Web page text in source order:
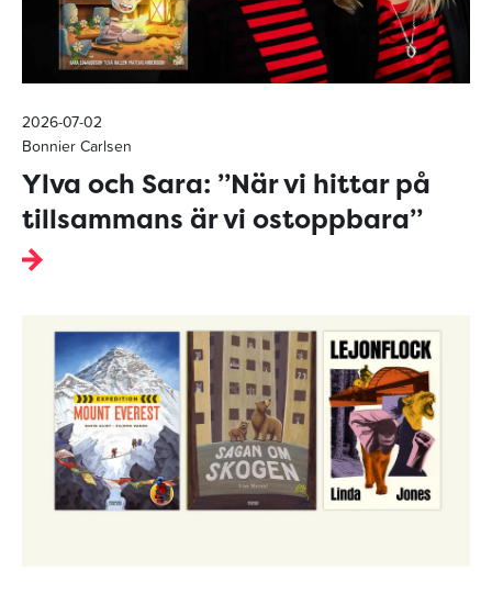
2026-07-02
Bonnier Carlsen
Ylva och Sara: ”När vi hittar på
tillsammans är vi ostoppbara”